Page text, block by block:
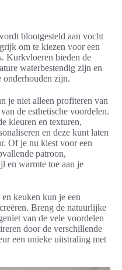
blootgesteld aan vocht
om te kiezen voor een
Kurkvloeren bieden de
waterbestendig zijn en
onderhouden zijn.
je niet alleen profiteren van
de esthetische voordelen.
kleuren en texturen,
en deze kunt laten
Of je nu kiest voor een
patroon,
en warmte toe aan je
keuken kun je een
Breng de natuurlijke
van de vele voordelen
door de verschillende
een unieke uitstraling met